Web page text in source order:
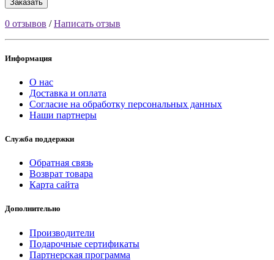
Заказать
0 отзывов /Написать отзыв
Информация
О нас
Доставка и оплата
Согласие на обработку персональных данных
Наши партнеры
Служба поддержки
Обратная связь
Возврат товара
Карта сайта
Дополнительно
Производители
Подарочные сертификаты
Партнерская программа